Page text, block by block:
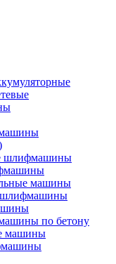
шлифмашины
машины
шлифмашины
по бетону
машины